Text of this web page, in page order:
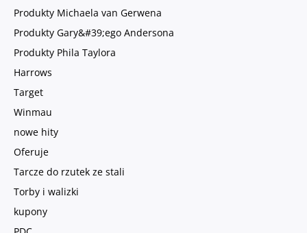
Produkty Michaela van Gerwena
Produkty Gary&#39;ego Andersona
Produkty Phila Taylora
Harrows
Target
Winmau
nowe hity
Oferuje
Tarcze do rzutek ze stali
Torby i walizki
kupony